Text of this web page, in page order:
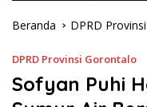
Beranda DPRD
DPRD Provinsi Gorontalo
Sofyan Puhi